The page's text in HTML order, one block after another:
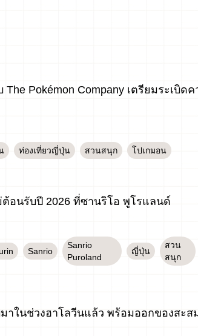
Pokémon Company เตรียมระเบิด
ท่องเที่ยวญี่ปุ่น สวนสนุก โปเกมอน
ต้อนรับปี 2026 ที่ซานริโอ พูโรแลนด์
Sanrio
Sanrio
Puroland
ญี่ปุ่น
สวน
สนุก
าในช่วงฮาโลวีนแล้ว พร้อมออกของสะส